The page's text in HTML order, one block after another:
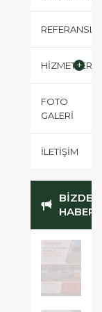
FOTO
İLETİŞİM